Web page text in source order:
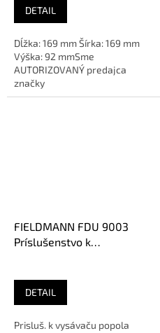
DETAIL
Dĺžka: 169 mm Šírka: 169 mm
Výška: 92 mmSme
AUTORIZOVANÝ predajca
značky
FIELDMANN FDU 9003
Príslušenstvo k
DETAIL
Prisluš. k vysávaču popola